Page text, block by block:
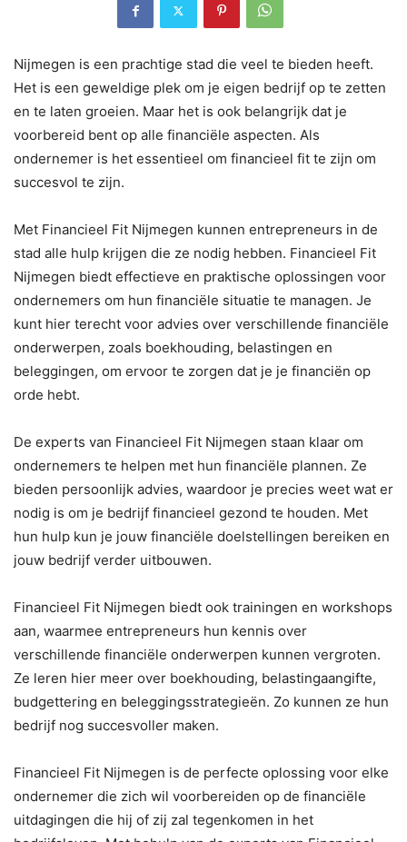
Nijmegen is een prachtige stad die veel te bieden heeft.
Het is een geweldige plek om je eigen bedrijf op te zetten
en te laten groeien. Maar het is ook belangrijk dat je
voorbereid bent op alle financiële aspecten. Als
ondernemer is het essentieel om financieel fit te zijn om
succesvol te zijn.
Met Financieel Fit Nijmegen kunnen entrepreneurs in de
stad alle hulp krijgen die ze nodig hebben. Financieel Fit
Nijmegen biedt effectieve en praktische oplossingen voor
ondernemers om hun financiële situatie te managen. Je
kunt hier terecht voor advies over verschillende financiële
onderwerpen, zoals boekhouding, belastingen en
beleggingen, om ervoor te zorgen dat je je financiën op
orde hebt.
De experts van Financieel Fit Nijmegen staan klaar om
ondernemers te helpen met hun financiële plannen. Ze
bieden persoonlijk advies, waardoor je precies weet wat er
nodig is om je bedrijf financieel gezond te houden. Met
hun hulp kun je jouw financiële doelstellingen bereiken en
jouw bedrijf verder uitbouwen.
Financieel Fit Nijmegen biedt ook trainingen en workshops
aan, waarmee entrepreneurs hun kennis over
verschillende financiële onderwerpen kunnen vergroten.
Ze leren hier meer over boekhouding, belastingaangifte,
budgettering en beleggingsstrategieën. Zo kunnen ze hun
bedrijf nog succesvoller maken.
Financieel Fit Nijmegen is de perfecte oplossing voor elke
ondernemer die zich wil voorbereiden op de financiële
uitdagingen die hij of zij zal tegenkomen in het